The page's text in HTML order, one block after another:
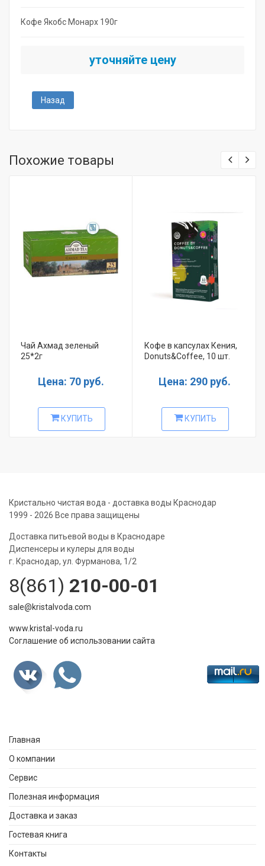
Кофе Якобс Монарх 190г
уточняйте цену
Назад
Похожие товары
Чай Ахмад зеленый
25*2г
Цена: 70 руб.
КУПИТЬ
Кофе в капсулах Кения,
Donuts&Coffee, 10 шт.
Цена: 290 руб.
КУПИТЬ
Кристально чистая вода - доставка воды Краснодар
1999 - 2026 Все права защищены
Доставка питьевой воды в Краснодаре
Диспенсеры и кулеры для воды
г. Краснодар, ул. Фурманова, 1/2
8(861) 210-00-01
sale@kristalvoda.com
www.kristal-voda.ru
Соглашение об использовании сайта
Главная
О компании
Сервис
Полезная информация
Доставка и заказ
Гостевая книга
Контакты